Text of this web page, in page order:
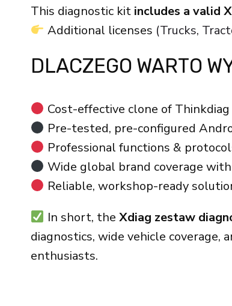
This diagnostic kit includes a valid
Additional licenses (Trucks,
DLACZEGO WARTO
Cost-effective clone of
Pre-tested, pre-configured
Professional functions &
Wide global brand coverage
Reliable, workshop-ready
In short, the Xdiag zestaw
diagnostics, wide vehicle
enthusiasts.